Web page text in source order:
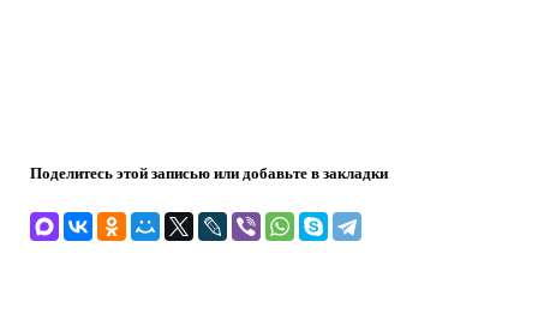
Поделитесь этой записью или добавьте в закладки